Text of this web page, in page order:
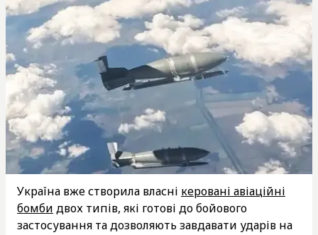
Україна вже створила власні керовані авіаційні
бомби двох типів, які готові до бойового
застосування та дозволяють завдавати ударів на